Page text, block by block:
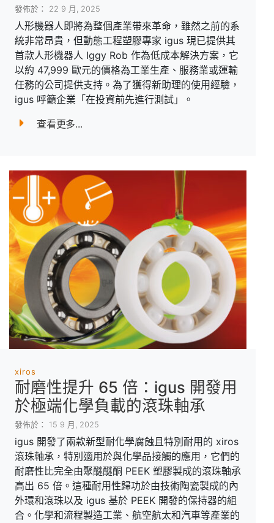
發佈於： 22 9 月, 2025
人形機器人即將為整個產業帶來革命，雖然之前的系
統非常昂貴，但動態工程塑膠專家 igus 現已提供其
首款人形機器人 Iggy Rob 作為低成本解決方案，它
以約 47,999 歐元的價格為工業生產、服務業或運輸
任務的公司提供支持。為了獲得新助理的使用經驗，
igus 呼籲企業「在投資前先進行測試」。
查看更多...
xiros
耐磨性提升 65 倍：igus 開發用
於極端化學負載的滾珠軸承
發佈於： 15 9 月, 2025
igus 開發了兩款新型耐化學腐蝕且特別耐用的 xiros
滾珠軸承，特別適用於與化學品接觸的應用，它們的
耐磨性比完全由聚醚醚酮 PEEK 塑膠製成的滾珠軸承
高出 65 倍。這種耐用性歸功於由技術陶瓷製成的內
外環和滾珠以及 igus 基於 PEEK 開發的保持器的組
合。化學和流程製造工業、航空航太和汽車等產業的